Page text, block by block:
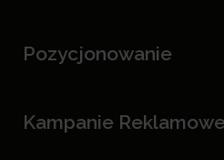
Pozycjonowanie
Kampanie Reklamowe